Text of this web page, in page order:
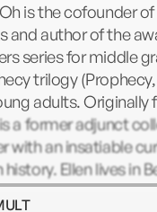
is the cofounder
and author of the
series for middle
trilogy
adults. Originally
a former adjunct
with an insatiable
history. Ellen lives in
husband and